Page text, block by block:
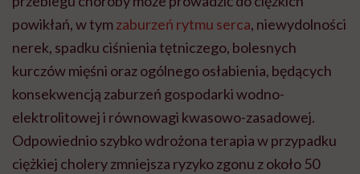
powikłań, w tymzaburzeń rytmu serca, niewydolności
nerek, spadku ciśnienia tętniczego, bolesnych
kurczów mięśni oraz ogólnego osłabienia, będących
konsekwencją zaburzeń gospodarki wodno-
elektrolitowej i równowagi kwasowo-zasadowej.
Odpowiednio szybko wdrożona terapia w przypadku
ciężkiej cholery zmniejsza ryzyko zgonu z około 50